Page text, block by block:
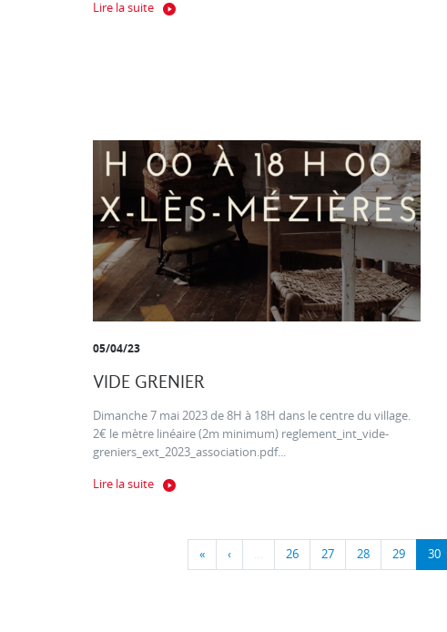
Lire la suite
05/04/23
VIDE GRENIER
Dimanche 7 mai 2023 de 8H à 18H dans le centre du village.
2€ le mètre linéaire (2m minimum) reglement_int_vide-
greniers_ext_2023_association.pdf...
Lire la suite
« ‹ … 26 27 28 29 30